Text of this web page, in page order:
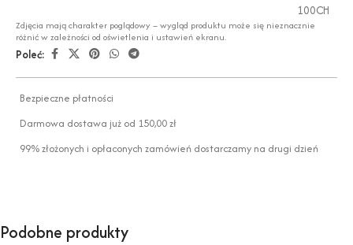
100CH
Zdjęcia mają charakter poglądowy – wygląd produktu może się nieznacznie
różnić w zależności od oświetlenia i ustawień ekranu.
Poleć:
Bezpieczne płatności
Darmowa dostawa już od 150,00 zł
99% złożonych i opłaconych zamówień dostarczamy na drugi dzień
Podobne produkty